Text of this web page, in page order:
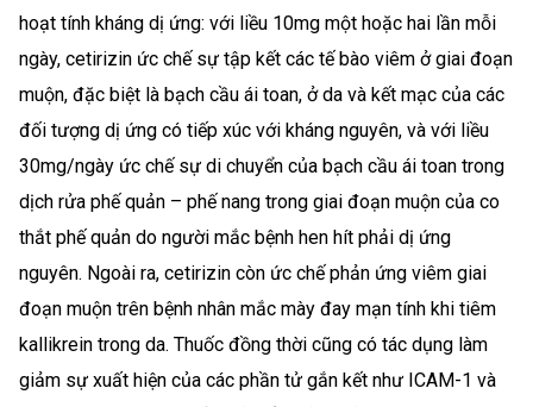
hoạt tính kháng dị ứng: với liều 10mg một hoặc hai lần mỗi
ngày, cetirizin ức chế sự tập kết các tế bào viêm ở giai đoạn
muộn, đặc biệt là bạch cầu ái toan, ở da và kết mạc của các
đối tượng dị ứng có tiếp xúc với kháng nguyên, và với liều
30mg/ngày ức chế sự di chuyển của bạch cầu ái toan trong
dịch rửa phế quản – phế nang trong giai đoạn muộn của co
thắt phế quản do người mắc bệnh hen hít phải dị ứng
nguyên. Ngoài ra, cetirizin còn ức chế phản ứng viêm giai
đoạn muộn trên bệnh nhân mắc mày đay mạn tính khi tiêm
kallikrein trong da. Thuốc đồng thời cũng có tác dụng làm
giảm sự xuất hiện của các phần tử gắn kết như ICAM-1 và